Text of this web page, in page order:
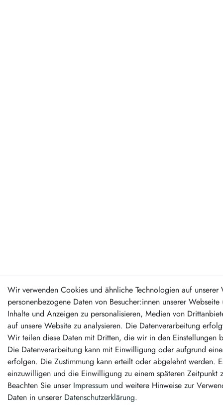
Wir verwenden Cookies und ähnliche Technologien auf unserer
personenbezogene Daten von Besucher:innen unserer
Inhalte und Anzeigen zu personalisieren, Medien von
auf unsere Website zu analysieren. Die Datenverarbeitung
Wir teilen diese Daten mit Dritten, die wir in den Einstellungen
Die Datenverarbeitung kann mit Einwilligung oder aufgrund
erfolgen. Die Zustimmung kann erteilt oder abgelehnt werden.
einzuwilligen und die Einwilligung zu einem späteren Zeitpunkt
Beachten Sie unser Impressum und weitere Hinweise zur
Daten in unserer Daten­schutz­erklärung.